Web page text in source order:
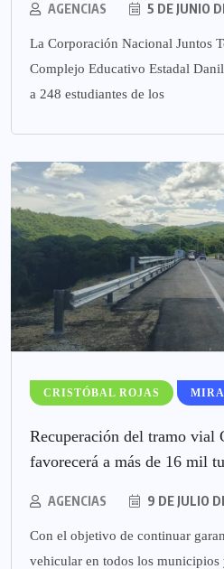
AGENCIAS 5 DE JUNIO
La Corporación Nacional Juntos
Complejo Educativo Estadal
a 248 estudiantes de los
CRISTÓBAL ROJAS
Recuperación del tramo vial
favorecerá a más de 16 mil
AGENCIAS 9 DE JULIO
Con el objetivo de continuar
vehicular en todos los municipios